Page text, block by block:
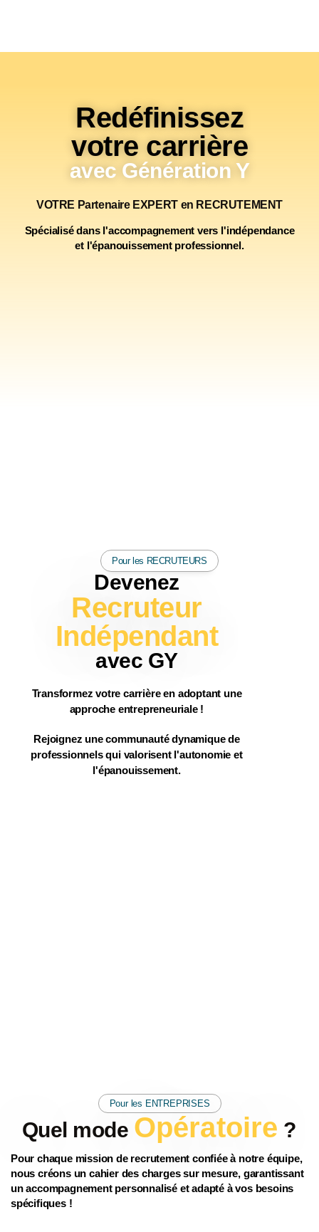
Redéfinissez
votre carrière
avec Génération Y
VOTRE PartenaireEXPERT en RECRUTEMENT
Spécialisé dans l'accompagnementvers l'indépendance
et l'épanouissement professionnel.
Pour les RECRUTEURS
Devenez
Recruteur
Indépendant
avec GY
Transformezvotre carrièreen adoptant une
approche entrepreneuriale !
Rejoignez unecommunauté dynamiquede
professionnelsqui valorisent l'autonomie et
l'épanouissement.
Pour les ENTREPRISES
Quel mode Opératoire ?
Pour chaque mission de recrutement confiéeà notre équipe,
nous créons uncahier des charges sur mesure, garantissant
unaccompagnement personnalisé etadapté à vos besoins
spécifiques !